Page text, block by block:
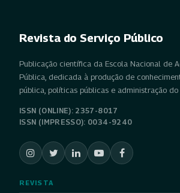
Revista do Serviço Público
Publicação científica da Escola Nacional de
Pública, dedicada à produção de
pública, políticas públicas e administração do
ISSN (ONLINE): 2357-8017
ISSN (IMPRESSO): 0034-9240
REVISTA